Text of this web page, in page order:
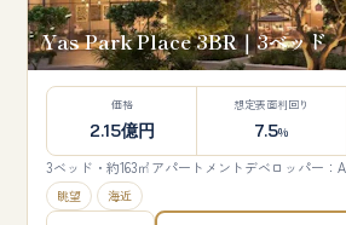
Yas Park Place 3BR｜3ベッド
価格
2.15億円
想定表面利回り
7.5%
3ベッド・約163㎡アパートメントデベロッパー：
眺望 海近